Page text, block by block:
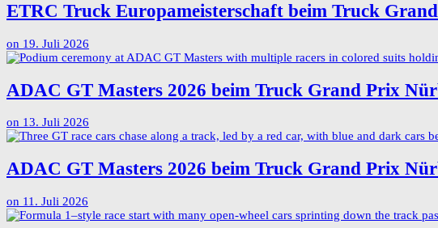
ETRC Truck Europameisterschaft beim Truck
on 19. Juli 2026
ADAC GT Masters 2026 beim Truck Grand Prix
on 13. Juli 2026
ADAC GT Masters 2026 beim Truck Grand Prix
on 11. Juli 2026